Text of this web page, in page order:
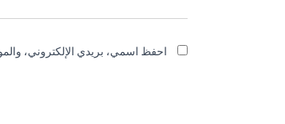
احفظ اسمي، بريدي الإلكتروني،